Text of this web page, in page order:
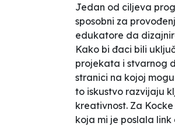
Jedan od ciljeva
sposobni za
edukatore da
Kako bi đaci bili
projekata i stvarnog
stranici na kojoj
to iskustvo razvijaju
kreativnost. Za
koja mi je poslala link